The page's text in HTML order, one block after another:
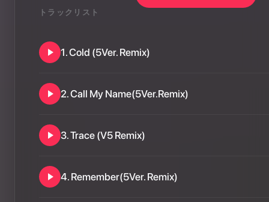
トラックリスト
1.Cold (5Ver. Remix)
2.Call My Name(5Ver.Remix)
3.Trace (V5 Remix)
4. Remember(5Ver. Remix)